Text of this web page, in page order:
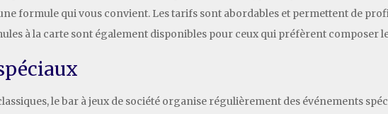
formule qui vous convient. Les tarifs sont abordables et permettent de
à la carte sont également disponibles pour ceux qui préfèrent composer
le bar à jeux de société organise régulièrement des événements